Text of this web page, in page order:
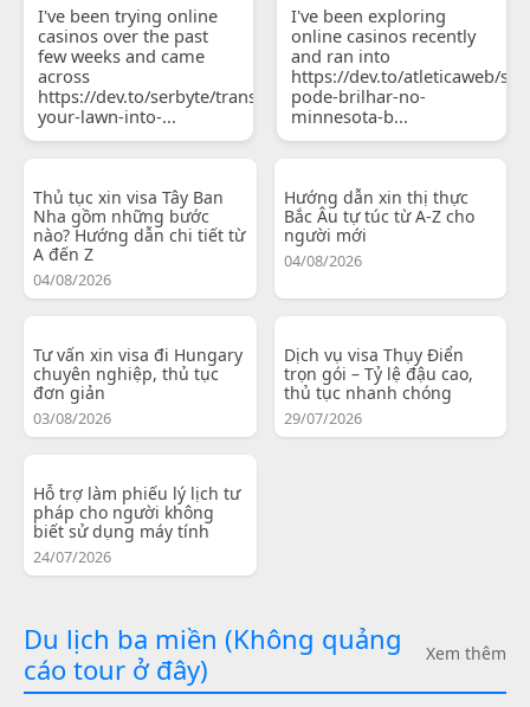
I've been trying online
casinos over the past
few weeks and came
across
https://dev.to/serbyte/transform-
your-lawn-into-...
I've been exploring
online casinos recently
and ran into
https://dev.to/atleticaweb/
pode-brilhar-no-
minnesota-b...
Thủ tục xin visa Tây Ban
Nha gồm những bước
nào? Hướng dẫn chi tiết từ
A đến Z
04/08/2026
Hướng dẫn xin thị thực
Bắc Âu tự túc từ A-Z cho
người mới
04/08/2026
Tư vấn xin visa đi Hungary
chuyên nghiệp, thủ tục
đơn giản
03/08/2026
Dịch vụ visa Thụy Điển
trọn gói – Tỷ lệ đậu cao,
thủ tục nhanh chóng
29/07/2026
Hỗ trợ làm phiếu lý lịch tư
pháp cho người không
biết sử dụng máy tính
24/07/2026
Du lịch ba miền (Không quảng
cáo tour ở đây)
Xem thêm